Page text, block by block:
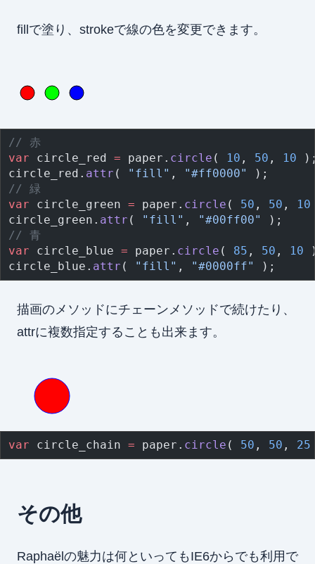
fillで塗り、strokeで線の色を変更できます。
// 赤
var circle_red = paper. circle ( 10 , 50 , 10
circle_red. attr ( "fill" , "#ff0000"
);
// 緑
var circle_green = paper. circle ( 50 , 50 , 10
circle_green. attr ( "fill" , "#00ff00"
);
// 青
var circle_blue = paper. circle ( 85 , 50 , 10
circle_blue. attr ( "fill" , "#0000ff" );
描画のメソッドにチェーンメソッドで続けたり、
attrに複数指定することも出来ます。
var circle_chain = paper. circle ( 50 , 50 , 25
その他
Raphaëlの魅力は何といってもIE6からでも利用で